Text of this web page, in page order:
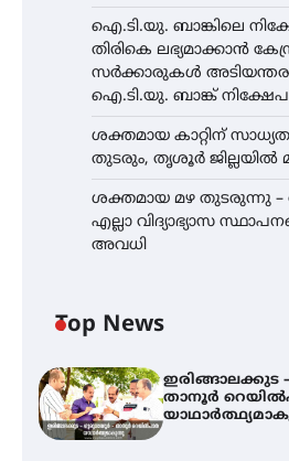
ഐ.ടി.യു. ബാങ്കിലെ
തിരികെ ലഭ്യമാക്കാൻ
സർക്കാരുകൾ
ഐ.ടി.യു. ബാങ്ക്
ശക്തമായ കാറ്റിന്
തുടരും, തൃശൂർ ജില്ലയിൽ
ശക്തമായ മഴ തുടരുന്നു –
എല്ലാ വിദ്യാഭ്യാസ
അവധി
Top News
താനൂർ